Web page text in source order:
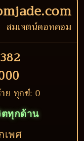
สมเจตน์ดอทคอม
ย ทุกข์: 0
ตทุกด้าน
เพศ